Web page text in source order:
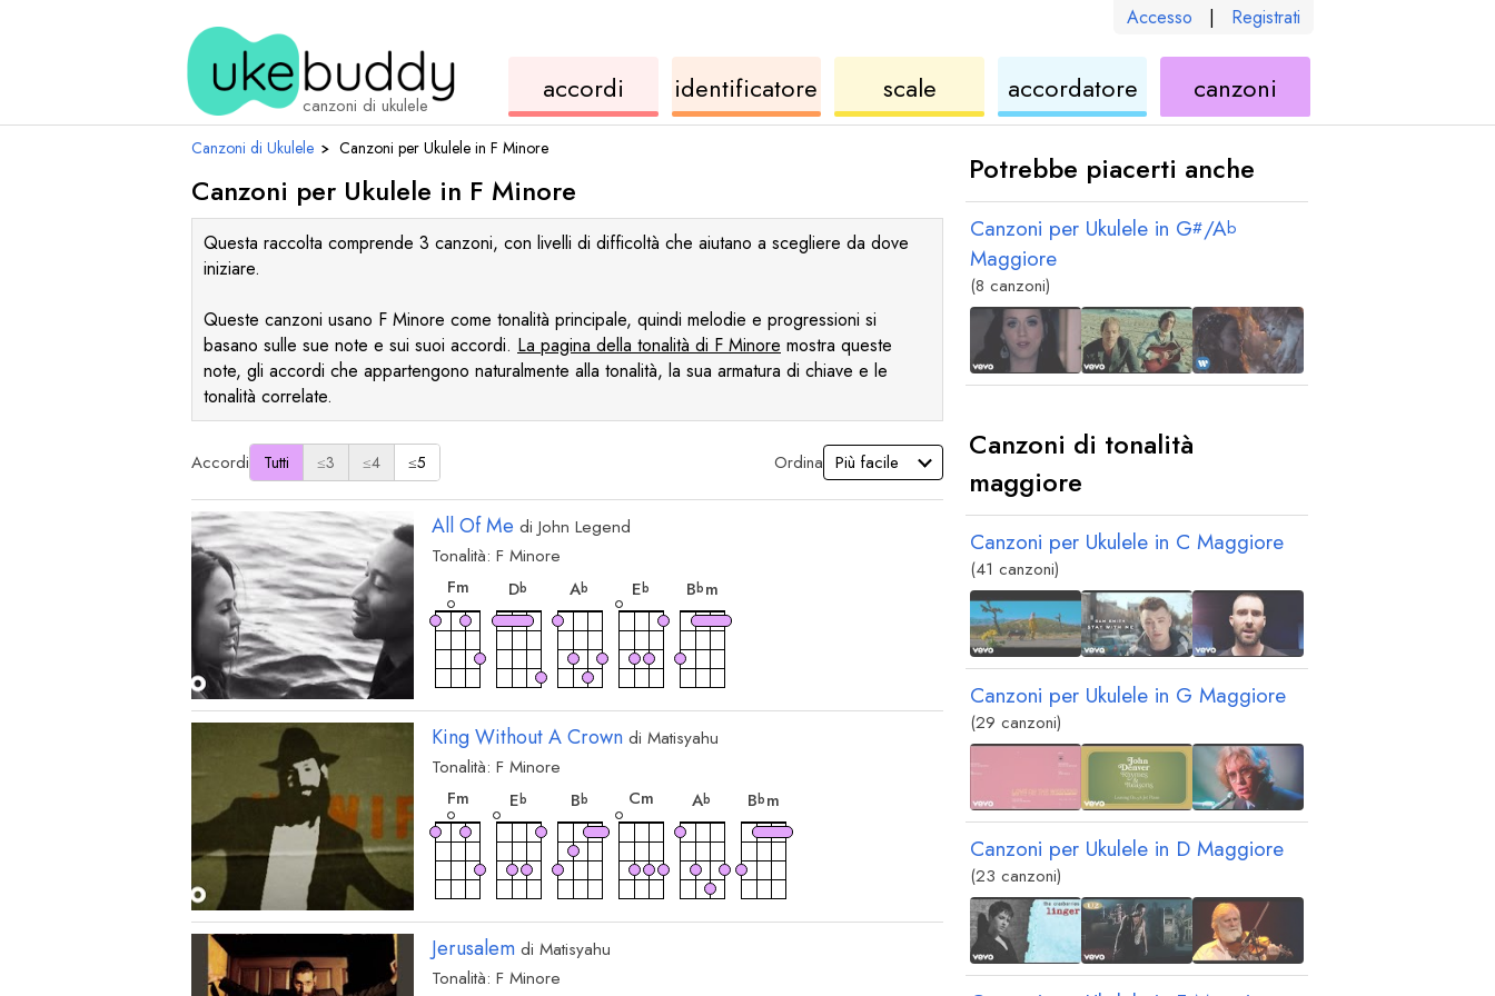
Accesso | Registrati
canzoni di ukulele
accordi
ukulele
identificatore
di
accordiscale
ukulele
accordatore
ukulele
canzoni
di
Canzoni di Ukulele › Canzoni per Ukulele in F Minore
Canzoni per Ukulele in F Minore
Questa raccolta comprende 3 canzoni, con livelli di difficoltà che aiutano a scegliere da dove
iniziare.
Queste canzoni usano F Minore come tonalità principale, quindi melodie e progressioni si
basano sulle sue note e sui suoi accordi. La pagina della tonalità di F Minore mostra queste
note, gli accordi che appartengono naturalmente alla tonalità, la sua armatura di chiave e le
tonalità correlate.
Accordi Tutti ≤3 ≤4 ≤5 Ordina
All Of Me di John Legend
Tonalità: F Minore
Fm
accordo
Db
accordo
Ab
Eb
Bbm
King Without A Crown di Matisyahu
Tonalità: F Minore
Fm
accordo
Eb
accordo
Bb
Cm
Ab
Bbm
Jerusalem di Matisyahu
Tonalità: F Minore
accordoaccordo
Potrebbe piacerti anche
Canzoni per Ukulele in G#/Ab
Maggiore
(8 canzoni)
Canzoni di tonalità
maggiore
Canzoni per Ukulele in C Maggiore
(41 canzoni)
Canzoni per Ukulele in G Maggiore
(29 canzoni)
Canzoni per Ukulele in D Maggiore
(23 canzoni)